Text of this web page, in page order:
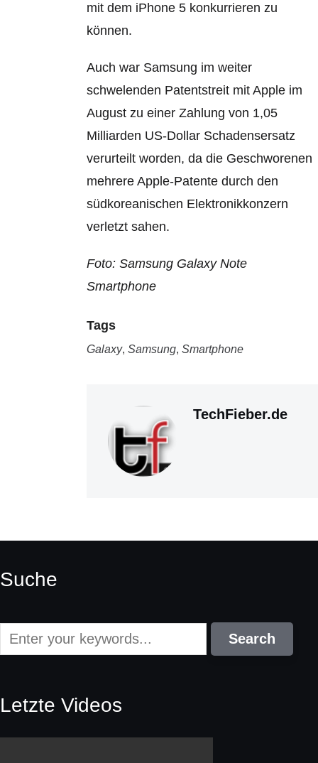
mit dem iPhone 5 konkurrieren zu
können.
Auch war Samsung im weiter
schwelenden Patentstreit mit Apple im
August zu einer Zahlung von 1,05
Milliarden US-Dollar Schadensersatz
verurteilt worden, da die Geschworenen
mehrere Apple-Patente durch den
südkoreanischen Elektronikkonzern
verletzt sahen.
Foto: Samsung Galaxy Note
Smartphone
Tags
Galaxy,Samsung,Smartphone
TechFieber.de
Suche
Letzte Videos